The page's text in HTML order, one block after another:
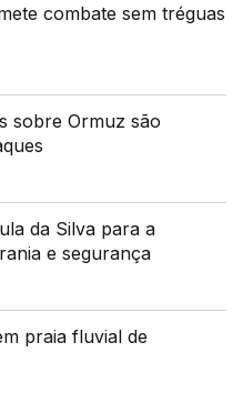
combate sem tréguas
sobre Ormuz são
da Silva para a
e segurança
praia fluvial de